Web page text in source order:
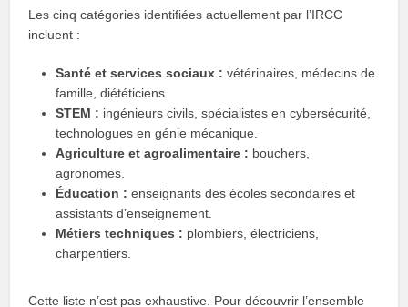
Les cinq catégories identifiées actuellement par l’IRCC
incluent :
Santé et services sociaux : vétérinaires, médecins de
famille, diététiciens.
STEM : ingénieurs civils, spécialistes en cybersécurité,
technologues en génie mécanique.
Agriculture et agroalimentaire : bouchers,
agronomes.
Éducation : enseignants des écoles secondaires et
assistants d’enseignement.
Métiers techniques : plombiers, électriciens,
charpentiers.
Cette liste n’est pas exhaustive. Pour découvrir l’ensemble